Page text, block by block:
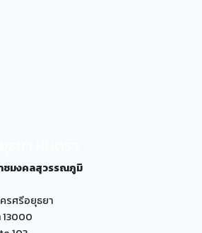
าชมงคลสุวรรณภูมิ
รศรีอยุธยา